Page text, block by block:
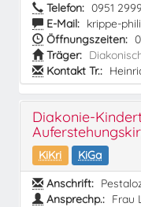
Telefon: 0951
E-Mail: krippe-
Öffnungszeiten:
Träger:
Kontakt Tr.:
Diakonie-
KiKri
KiGa
Anschrift:
Ansprechp.: Frau